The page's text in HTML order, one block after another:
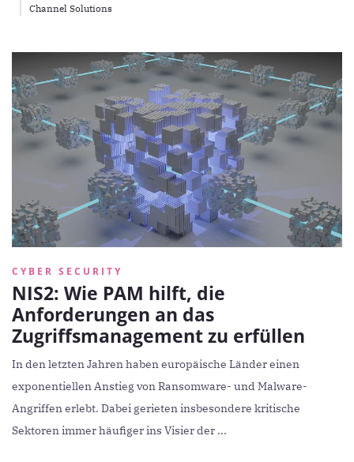
Verantwortlichkeiten oft auf der
Channel Solutions
CYBER SECURITY
NIS2: Wie PAM hilft, die
Anforderungen an das
Zugriffsmanagement zu erfüllen
In den letzten Jahren haben europäische Länder einen
exponentiellen Anstieg von Ransomware- und Malware-
Angriffen erlebt. Dabei gerieten insbesondere kritische
Sektoren immer häufiger ins Visier der ...